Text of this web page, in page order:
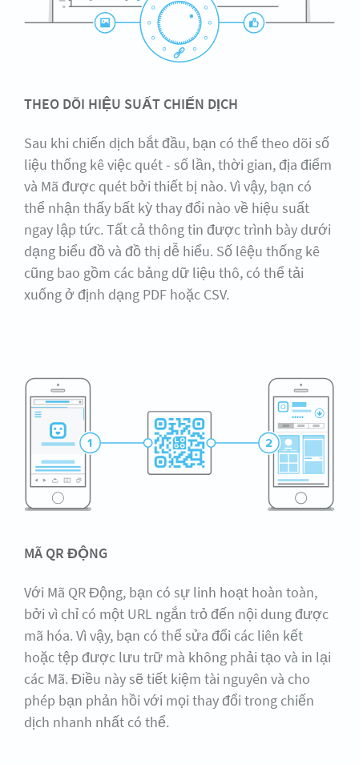
THEO DÕI HIỆU SUẤT CHIẾN DỊCH
Sau khi chiến dịch bắt đầu, bạn có thể theo dõi số
liệu thống kê việc quét - số lần, thời gian, địa điểm
và Mã được quét bởi thiết bị nào. Vì vậy, bạn có
thể nhận thấy bất kỳ thay đổi nào về hiệu suất
ngay lập tức. Tất cả thông tin được trình bày dưới
dạng biểu đồ và đồ thị dễ hiểu. Số lêệu thống kê
cũng bao gồm các bảng dữ liệu thô, có thể tải
xuống ở định dạng PDF hoặc CSV.
MÃ QR ĐỘNG
Với Mã QR Động, bạn có sự linh hoạt hoàn toàn,
bởi vì chỉ có một URL ngắn trỏ đến nội dung được
mã hóa. Vì vậy, bạn có thể sửa đổi các liên kết
hoặc tệp được lưu trữ mà không phải tạo và in lại
các Mã. Điều này sẽ tiết kiệm tài nguyên và cho
phép bạn phản hồi với mọi thay đổi trong chiến
dịch nhanh nhất có thể.